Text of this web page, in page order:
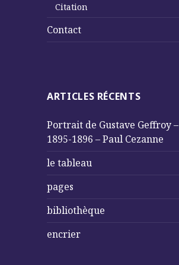
Citation
Contact
ARTICLES RÉCENTS
Portrait de Gustave Geffroy –
1895-1896 – Paul Cezanne
le tableau
pages
bibliothèque
encrier